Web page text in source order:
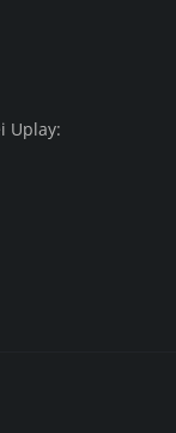
Uplay: